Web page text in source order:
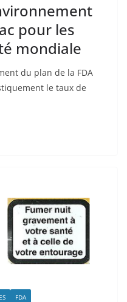
pour les
mondiale
du plan de la FDA
le taux de
FDA